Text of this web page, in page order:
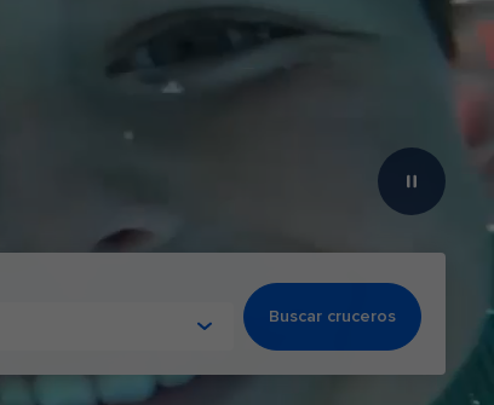
Buscar cruceros